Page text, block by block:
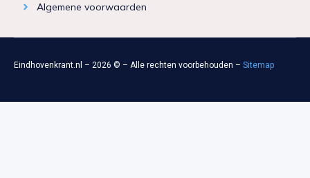
Algemene voorwaarden
Eindhovenkrant.nl – 2026 © – Alle rechten voorbehouden – Sitemap